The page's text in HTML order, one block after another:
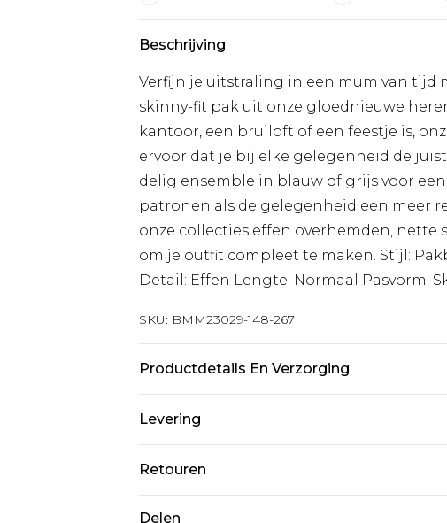
Beschrijving
Verfijn je uitstraling in een mum van tijd
skinny-fit pak uit onze gloednieuwe
kantoor, een bruiloft of een feestje is,
ervoor dat je bij elke gelegenheid de
delig ensemble in blauw of grijs voor
patronen als de gelegenheid een meer
onze collecties effen overhemden, nette
om je outfit compleet te maken. Stijl:
Detail: Effen Lengte: Normaal Pasvorm:
SKU: BMM23029-148-267
Productdetails En Verzorging
Levering
Standaardlevering Nederland
Expressdienst Nederland
Retouren
Delen